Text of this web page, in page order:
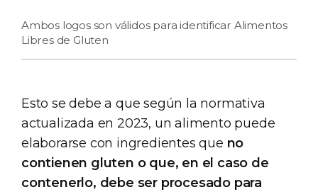
Ambos logos son válidos para identificar Alimentos
Libres de Gluten
Esto se debe a que según la normativa
actualizada en 2023, un alimento puede
elaborarse con ingredientes que no
contienen gluten o que, en el caso de
contenerlo, debe ser procesado para